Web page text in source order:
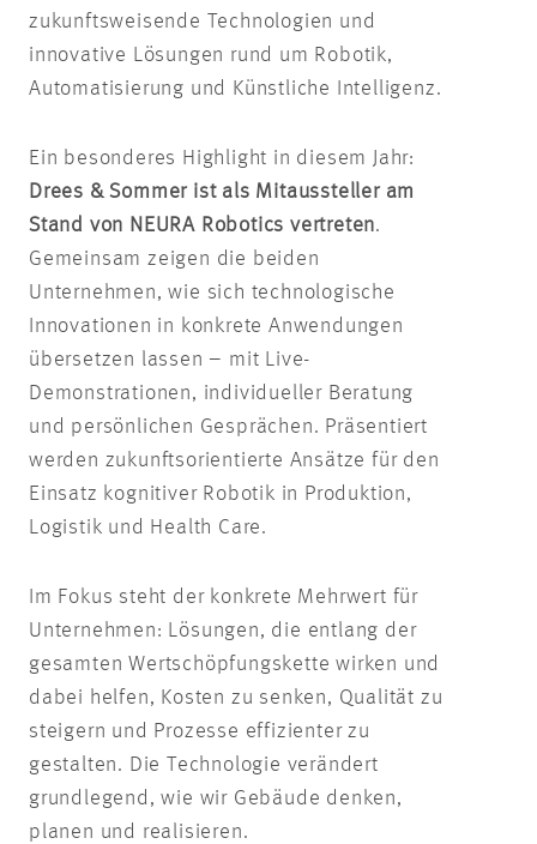
zukunftsweisende Technologien und
innovative Lösungen rund um Robotik,
Automatisierung und Künstliche Intelligenz.
Ein besonderes Highlight in diesem Jahr:
Drees & Sommer ist als Mitaussteller am
Stand von NEURA Robotics vertreten.
Gemeinsam zeigen die beiden
Unternehmen, wie sich technologische
Innovationen in konkrete Anwendungen
übersetzen lassen – mit Live-
Demonstrationen, individueller Beratung
und persönlichen Gesprächen. Präsentiert
werden zukunftsorientierte Ansätze für den
Einsatz kognitiver Robotik in Produktion,
Logistik und Health Care.
Im Fokus steht der konkrete Mehrwert für
Unternehmen: Lösungen, die entlang der
gesamten Wertschöpfungskette wirken und
dabei helfen, Kosten zu senken, Qualität zu
steigern und Prozesse effizienter zu
gestalten. Die Technologie verändert
grundlegend, wie wir Gebäude denken,
planen und realisieren.